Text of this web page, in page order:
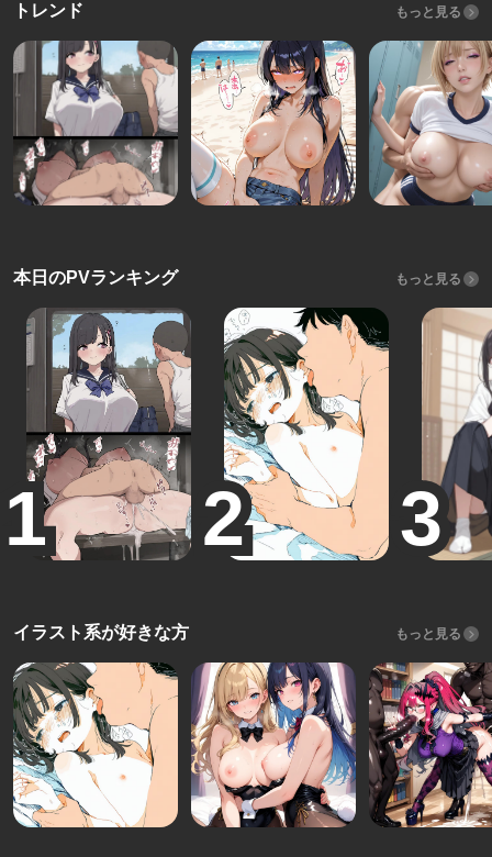
トレンド もっと見る
本日のPVランキング もっと見る
イラスト系が好きな方 もっと見る